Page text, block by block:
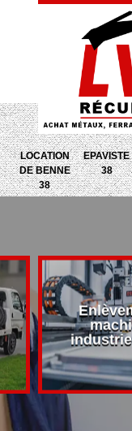
LOCATION
DE BENNE
38
EPAVISTE
38